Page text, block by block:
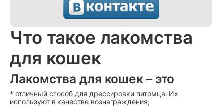
Что такое лакомства
для кошек
Лакомства для кошек – это
* отличный способ для дрессировки питомца. Их
используют в качестве вознаграждения;